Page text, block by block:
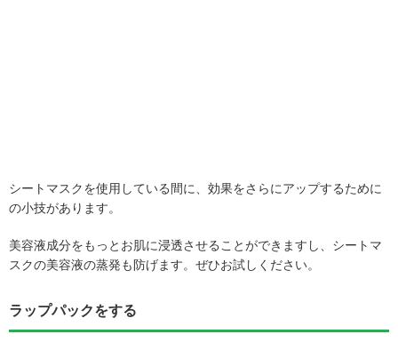
シートマスクを使用している間に、効果をさらにアップするために
の小技があります。
美容液成分をもっとお肌に浸透させることができますし、シートマ
スクの美容液の蒸発も防げます。ぜひお試しください。
ラップパックをする